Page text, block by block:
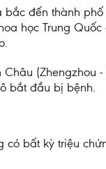
đến thành
học Trung
(Zhengzhou
bắt đầu bị bệnh.
có bất kỳ triệu